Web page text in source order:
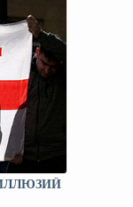
ИЛЛЮЗИЙ